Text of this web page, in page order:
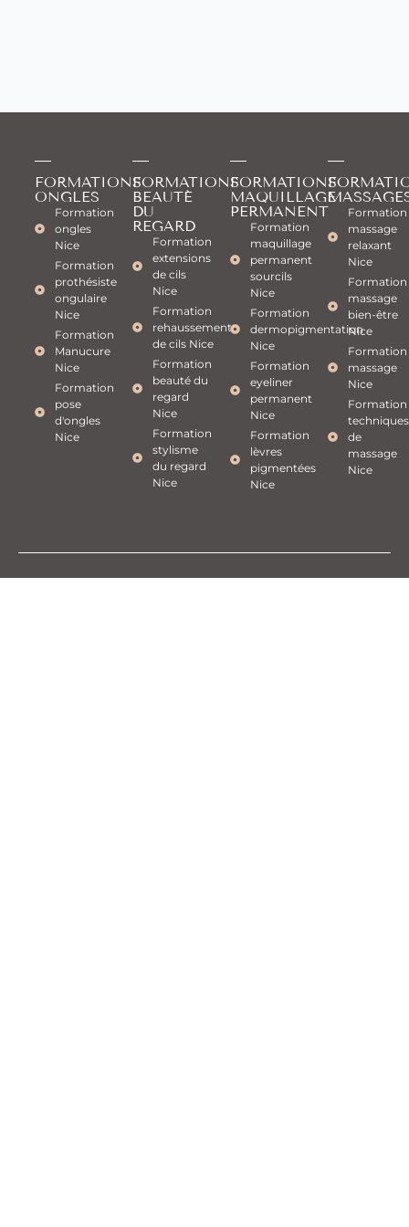
FORMATIONS
ONGLES
Formation
ongles
Nice
Formation
prothésiste
ongulaire
Nice
Formation
Manucure
Nice
Formation
pose
d'ongles
Nice
FORMATIONS
BEAUTÉ
DU
REGARD
Formation
extensions
de cils
Nice
Formation
rehaussement
de cils Nice
Formation
beauté du
regard
Nice
Formation
stylisme
du regard
Nice
FORMATIONS
MAQUILLAGE
PERMANENT
Formation
maquillage
permanent
sourcils
Nice
Formation
dermopigmentation
Nice
Formation
eyeliner
permanent
Nice
Formation
lèvres
pigmentées
Nice
Formation
massage
relaxant
Nice
Formation
massage
bien-être
Nice
Formation
massage
Nice
Formation
techniques
de
massage
Nice